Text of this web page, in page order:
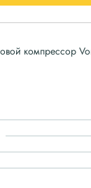
компрессор